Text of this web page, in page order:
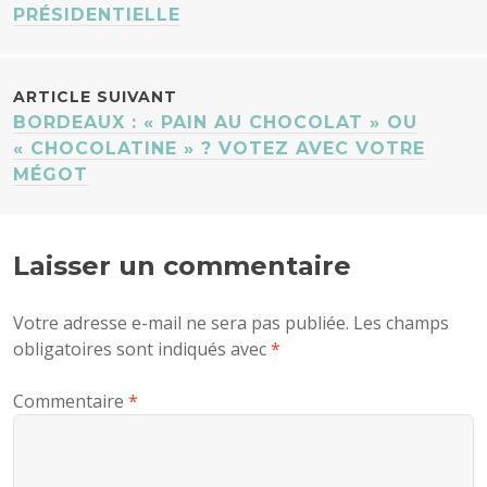
DES
ARTICLES
PRÉSIDENTIELLE
ARTICLE SUIVANT
BORDEAUX : « PAIN AU CHOCOLAT » OU
« CHOCOLATINE » ? VOTEZ AVEC VOTRE
MÉGOT
Laisser un commentaire
Votre adresse e-mail ne sera pas publiée. Les champs
obligatoires sont indiqués avec*
Commentaire *